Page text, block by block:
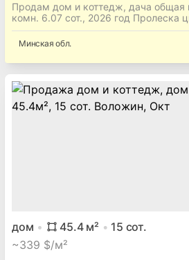
Продам дом и коттедж, дача общая
комн. 6.07 сот., 2026 год Пролеска
Минская обл.
дом 45.4м² 15 сот.
~339 $/м²